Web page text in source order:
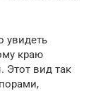
увидеть
краю
Этот вид так